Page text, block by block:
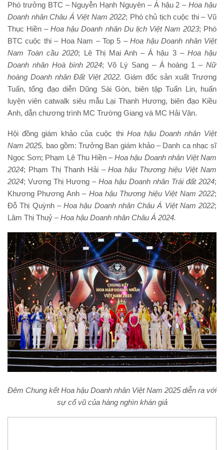
Phó trưởng BTC – Nguyễn Hạnh Nguyên – Á hậu 2 –Hoa hậu
Doanh nhân Châu Á Việt Nam 2022; Phó chủ tịch cuộc thi – Vũ
Thục Hiền –Hoa hậu Doanh nhân Du lịch Việt Nam 2023; Phó
BTC cuộc thi – Hoa Nam – Top 5 –Hoa hậu Doanh nhân Việt
Nam Toàn cầu 2020; Lê Thị Mai Anh – Á hậu 3 – Hoa hậu
Doanh nhân Hoà bình 2024; Võ Lý Sang – Á hoàng 1 –Nữ
hoàng Doanh nhân Đất Việt 2022. Giám đốc sản xuất Trương
Tuấn, tổng đạo diễn Dũng Sài Gòn, biên tập Tuấn Lin, huấn
luyện viên catwalk siêu mẫu Lại Thanh Hương, biên đạo Kiều
Anh, dẫn chương trình MC Trường Giang và MC Hải Vân.
Hội đồng giám khảo của cuộc thi Hoa hậu Doanh nhân Việt
Nam 2025, bao gồm: Trưởng Ban giám khảo – Danh ca nhạc sĩ
Ngọc Sơn; Phạm Lê Thu Hiền –Hoa hậu Doanh nhân Việt Nam
2024; Phạm Thị Thanh Hải –Hoa hậu Thương hiệu Việt Nam
2024; Vương Thị Hương – Hoa hậu Doanh nhân Trái đất 2024;
Khương Phương Anh – Hoahậu Thương hiệu Việt Nam 2022;
Đỗ Thị Quỳnh – Hoa hậu Doanh nhân Châu Á Việt Nam 2022;
Lâm Thị Thuỷ –Hoa hậu Doanh nhân Châu Á 2024.
Đêm Chung kết Hoa hậu Doanh nhân Việt Nam 2025 diễn ra với
sự cổ vũ của hàng nghìn khán giả